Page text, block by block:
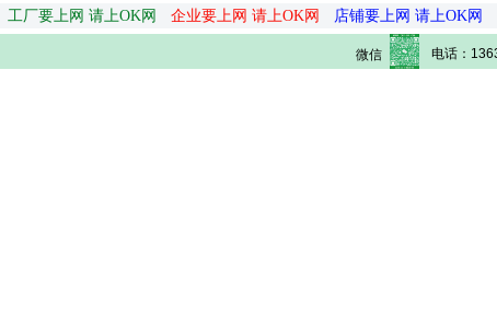
工厂要上网 请上OK网
企业要上网 请上OK网 店铺要上网 请上OK网
微信 电话：